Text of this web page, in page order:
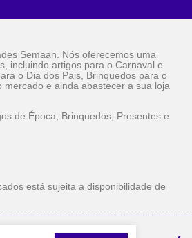
Semaan. Nós oferecemos uma
incluindo artigos para o Carnaval e
o Dia dos Pais, Brinquedos para o
e ainda abastecer a sua loja
de Época, Brinquedos, Presentes e
está sujeita a disponibilidade de